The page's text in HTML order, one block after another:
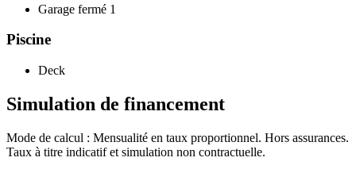
Garage fermé 1
Piscine
Deck
Simulation de financement
Mode de calcul : Mensualité en taux proportionnel. Hors assurances.
Taux à titre indicatif et simulation non contractuelle.